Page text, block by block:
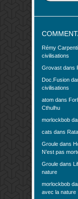
Rémy
civilisations
Grovast dans
Doc.Fusion
civilisations
atom dans
Cthulhu
morlockbob
cats dans
Groule dans
N’est pas
Groule dans
nature
morlockbob
avec la nature